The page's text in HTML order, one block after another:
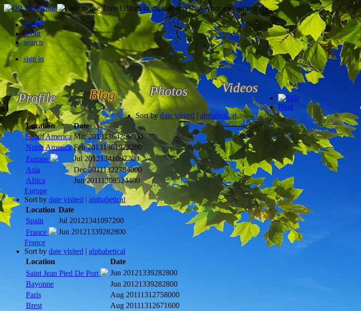
home
about
search
sign in
Profile Blog Photos Videos
Blog
Sort by date visited | alphabetical
Location
Date
South America Mar 20131364256000
North America Feb 20131361923200
Europe
Jul 20121341097200
Asia
Dec 20111322784000
Africa
Jun 20111308524400
Europe
Sort by date visited | alphabetical
Location Date
Spain
Jul 20121341097200
France
Jun 20121339282800
France
Sort by date visited | alphabetical
Location
Date
Saint Jean Pied De Port
Jun 20121339282800
Bayonne
Jun 20121339282800
Paris
Aug 20111312758000
Brest
Aug 20111312671600